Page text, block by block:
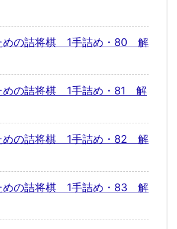
めの詰将棋 1手詰め・80 解
めの詰将棋 1手詰め・81 解
めの詰将棋 1手詰め・82 解
めの詰将棋 1手詰め・83 解